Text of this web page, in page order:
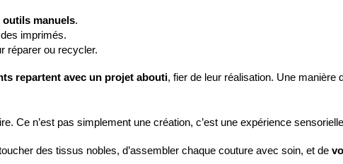
outils manuels.
imprimés.
réparer ou recycler.
repartent avec un projet abouti, fier de leur réalisation. Une manière
Ce n’est pas simplement une création, c’est une expérience
des tissus nobles, d’assembler chaque couture avec soin, et de